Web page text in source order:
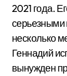
2021 года.
несколько
Геннадий
вынужден